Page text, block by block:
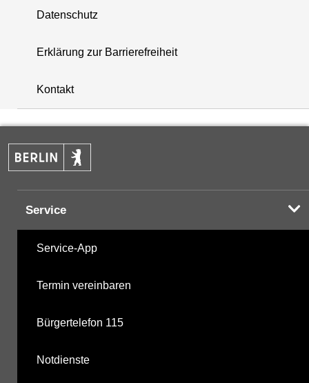
+
−
Datenschutz
Erklärung zur Barrierefreiheit
Kontakt
Service
Service-App
Termin vereinbaren
Bürgertelefon 115
Notdienste